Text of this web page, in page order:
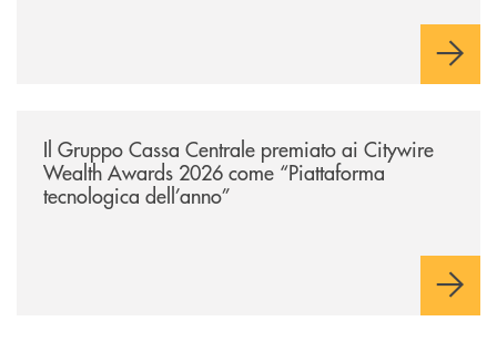
Il Gruppo Cassa Centrale premiato ai Citywire
Wealth Awards 2026 come “Piattaforma
tecnologica dell’anno”